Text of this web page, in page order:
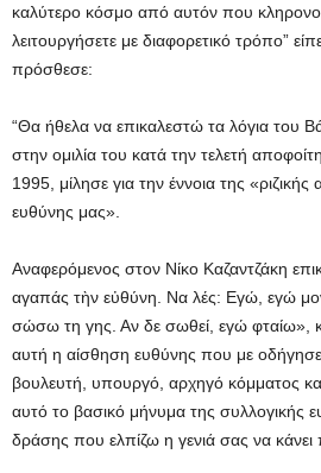
καλύτερο κόσμο από αυτόν που
λειτουργήσετε με διαφορετικό τρόπο”
πρόσθεσε:
“Θα ήθελα να επικαλεστώ τα λόγια του
στην ομιλία του κατά την τελετή
1995, μίλησε για την έννοια της
ευθύνης μας».
Αναφερόμενος στον Νίκο Καζαντζάκη
αγαπάς τὴν εὐθύνη. Να λές: Εγώ, εγώ
σώσω τη γης. Αν δε σωθεί, εγώ φταίω»,
αυτή η αίσθηση ευθύνης που με
βουλευτή, υπουργό, αρχηγό κόμματος
αυτό το βασικό μήνυμα της συλλογικής
δράσης που ελπίζω η γενιά σας να κάνει